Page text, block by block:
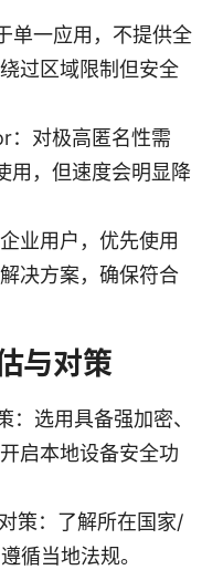
单一应用，不提供全
过区域限制但安全
：对极高匿名性需
用，但速度会明显降
业用户，优先使用
决方案，确保符合
与对策
：选用具备强加密、
启本地设备安全功
策：了解所在国家/
循当地法规。